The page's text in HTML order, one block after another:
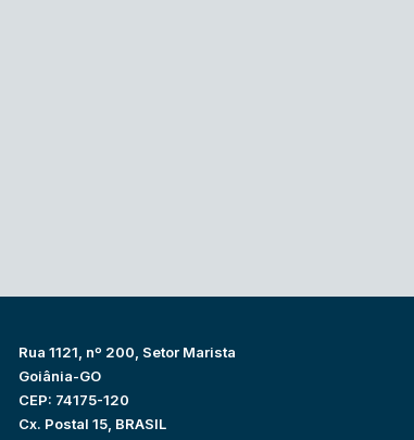
Rua 1121, nº 200, Setor Marista
Goiânia-GO
CEP: 74175-120
Cx. Postal 15, BRASIL